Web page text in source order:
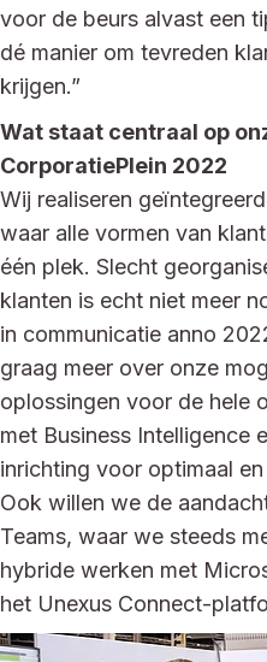
voor de beurs alvast een
dé manier om tevreden
krijgen.”
Wat staat centraal op
CorporatiePlein 2022
Wij realiseren
waar alle vormen van
één plek. Slecht
klanten is echt niet meer
in communicatie anno
graag meer over onze
oplossingen voor de hele
met Business Intelligence
inrichting voor optimaal
Ook willen we de
Teams, waar we steeds
hybride werken met
het Unexus Connect-